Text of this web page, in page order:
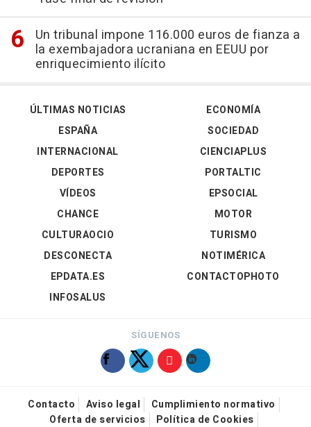
Un tribunal impone 116.000 euros de fianza a
la exembajadora ucraniana en EEUU por
enriquecimiento ilícito
ÚLTIMAS NOTICIAS
ESPAÑA
INTERNACIONAL
DEPORTES
VÍDEOS
ECONOMÍA
SOCIEDAD
CIENCIAPLUS
PORTALTIC
EPSOCIAL
CHANCE
CULTURAOCIO
DESCONECTA
EPDATA.ES
INFOSALUS
MOTOR
TURISMO
NOTIMÉRICA
CONTACTOPHOTO
SÍGUENOS
Contacto Aviso legal
Cumplimiento normativo
Oferta de servicios
Política de Cookies